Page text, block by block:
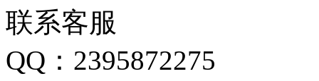
联系客服
QQ：2395872275